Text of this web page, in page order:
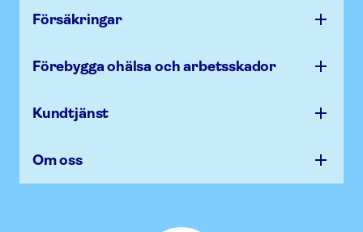
Försäk­ringar
Förebygga ohälsa och arbets­skador
Kundtjänst
Om oss